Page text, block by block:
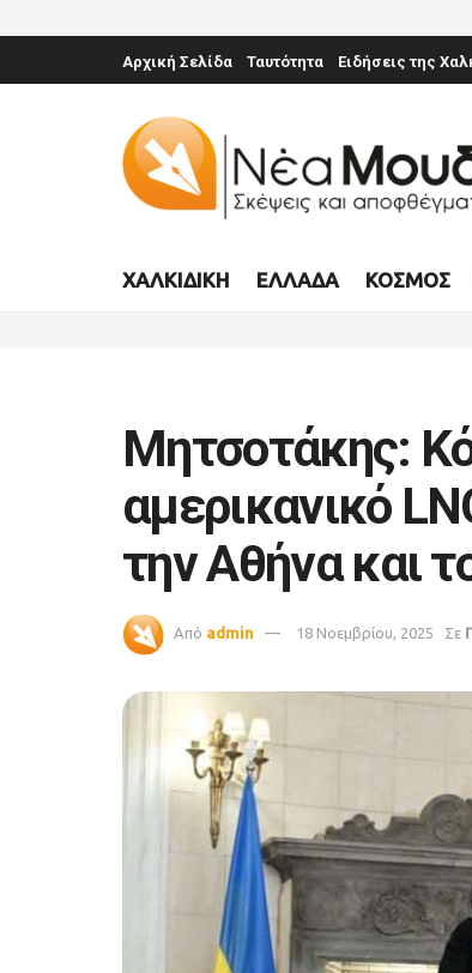
Αρχική Σελίδα Ταυτότητα Ειδήσεις της
ΧΑΛΚΙΔΙΚΉ ΕΛΛΆΔΑ ΚΌΣΜΟΣ
Μητσοτάκης:
αμερικανικό
την Αθήνα και
Από admin 18 Νοεμβρίου, 2025 Σε